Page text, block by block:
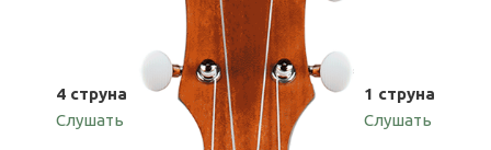
4 струна
Слушать
1 струна
Слушать